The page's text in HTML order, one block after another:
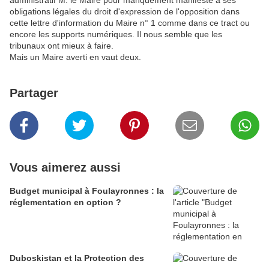
obligations légales du droit d'expression de l'opposition dans
cette lettre d'information du Maire n° 1 comme dans ce tract ou
encore les supports numériques. Il nous semble que les
tribunaux ont mieux à faire.
Mais un Maire averti en vaut deux.
Partager
Vous aimerez aussi
Budget municipal à Foulayronnes : la
réglementation en option ?
Duboskistan et la Protection des